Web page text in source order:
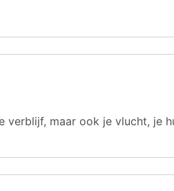
verblijf, maar ook je vlucht, je